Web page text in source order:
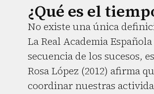
¿Qué es el
No existe una única
La Real Academia
secuencia de los sucesos,
Rosa López (2012) afirma
coordinar nuestras